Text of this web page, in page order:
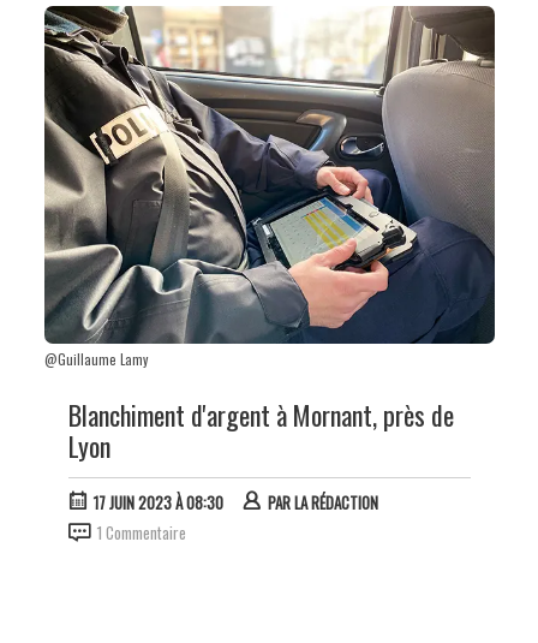
@Guillaume Lamy
Blanchiment d'argent à Mornant, près de
Lyon
17 JUIN 2023 À 08:30 PARLA RÉDACTION
1 Commentaire